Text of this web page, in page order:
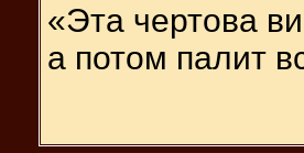
«Эта чертова
а потом палит